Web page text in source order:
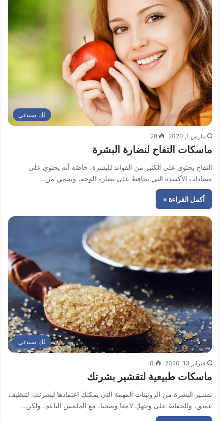
لك سيدتي
مارس 1, 2020 28
ماسكات التفاح لنضارة البشرة
التفاح يحتوي على الكثير من الفوائد للبشرة، خاصًة أنه يحتوي على
مضادات الأكسدة التي تحافظ على نضارة الوجه، وتحمي من…
أكمل القراءة »
لك سيدتي
فبراير 13, 2020 0
ماسكات طبيعية لتقشير بشرتك
تقشير البشرة من الروتينات المهمة التي يمكنكِ اعتمادها لبشرتك، لتنظيف
عميق، وللحفاظ على وجهكِ لامعا وصحيا، مع الملمس الناعم، ولكن…